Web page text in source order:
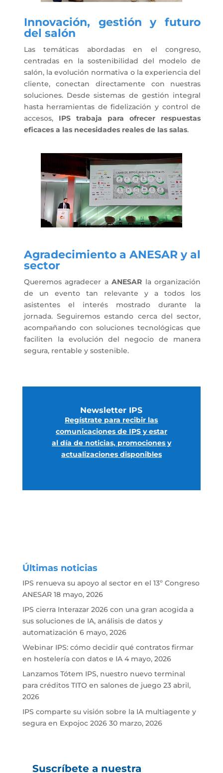
Innovación, gestión y futuro
del salón
Las temáticas abordadas en el congreso,
centradas en la sostenibilidad del modelo de
salón, la evolución normativa o la experiencia del
cliente, conectan directamente con nuestras
soluciones. Desde sistemas de gestión integral
hasta herramientas de fidelización y control de
accesos, IPS trabaja para ofrecer respuestas
eficaces a las necesidades reales de las salas.
Agradecimiento a ANESAR y al
sector
Queremos agradecer aANESAR la organización
de un evento tan relevante y a todos los
asistentes el interés mostrado durante la
jornada. Seguiremos estando cerca del sector,
acompañando con soluciones tecnológicas que
faciliten la evolución del negocio de manera
segura, rentable y sostenible.
Newsletter IPS
Regístrate para recibir las
comunicaciones de IPS y estar
al día de noticias, promociones y
actualizaciones disponibles
Últimas noticias
IPS renueva su apoyo al sector en el 13º Congreso
ANESAR 18 mayo, 2026
IPS cierra Interazar 2026 con una gran acogida a
sus soluciones de IA, análisis de datos y
automatización 6 mayo, 2026
Webinar IPS: cómo decidir qué contratos firmar
en hostelería con datos e IA 4 mayo, 2026
Lanzamos Tótem IPS, nuestro nuevo terminal
para créditos TITO en salones de juego 23 abril,
2026
IPS comparte su visión sobre la IA multiagente y
segura en Expojoc 2026 30 marzo, 2026
Suscríbete a nuestra